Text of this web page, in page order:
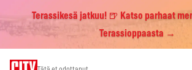
Terassikesä jatkuu! 🍺 Katso parhaat
Terassioppaasta →